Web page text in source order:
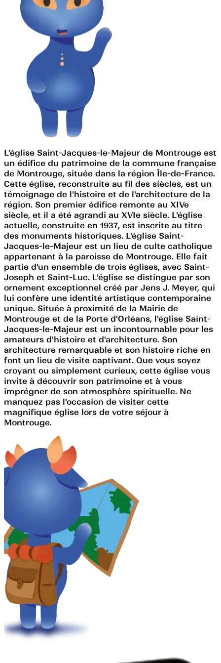
L'église Saint-Jacques-le-Majeur de Montrouge est
un édifice du patrimoine de la commune française
de Montrouge, située dans la région Île-de-France.
Cette église, reconstruite au fil des siècles, est un
témoignage de l'histoire et de l'architecture de la
région. Son premier édifice remonte au XIVe
siècle, et il a été agrandi au XVIe siècle. L'église
actuelle, construite en 1937, est inscrite au titre
des monuments historiques. L'église Saint-
Jacques-le-Majeur est un lieu de culte catholique
appartenant à la paroisse de Montrouge. Elle fait
partie d'un ensemble de trois églises, avec Saint-
Joseph et Saint-Luc. L'église se distingue par son
ornement exceptionnel créé par Jens J. Meyer, qui
lui confère une identité artistique contemporaine
unique. Située à proximité de la Mairie de
Montrouge et de la Porte d'Orléans, l'église Saint-
Jacques-le-Majeur est un incontournable pour les
amateurs d'histoire et d'architecture. Son
architecture remarquable et son histoire riche en
font un lieu de visite captivant. Que vous soyez
croyant ou simplement curieux, cette église vous
invite à découvrir son patrimoine et à vous
imprégner de son atmosphère spirituelle. Ne
manquez pas l'occasion de visiter cette
magnifique église lors de votre séjour à
Montrouge.